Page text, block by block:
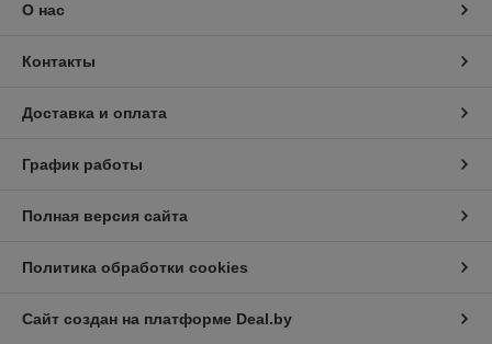
О нас
Контакты
Доставка и оплата
График работы
Полная версия сайта
Политика обработки cookies
Сайт создан на платформе Deal.by